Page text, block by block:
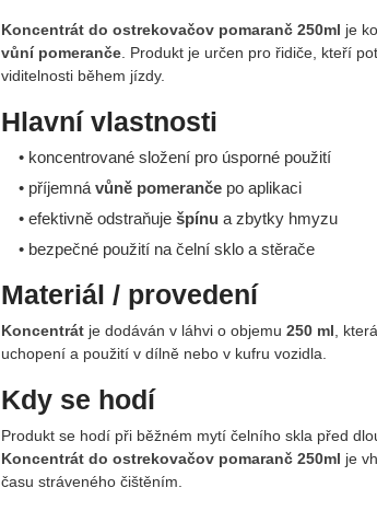
Koncentrát do ostrekovačov pomaranč 250ml je
vůní pomeranče. Produkt je určen pro řidiče, kteří
viditelnosti během jízdy.
Hlavní vlastnosti
• koncentrované složení pro úsporné použití
• příjemná vůně pomerančepo aplikaci
• efektivně odstraňuje špínu a zbytky hmyzu
• bezpečné použití na čelní sklo a stěrače
Materiál / provedení
Koncentrátje dodáván v láhvi o objemu 250 ml,
uchopení a použití v dílně nebo v kufru vozidla.
Kdy se hodí
Produkt se hodí při běžném mytí čelního skla před
Koncentrát do ostrekovačov pomaranč 250ml je
času stráveného čištěním.